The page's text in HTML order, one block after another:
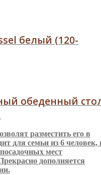
белый (120-
обеденный
разместить его в
для семьи из 6 человек,
мест
дополняется